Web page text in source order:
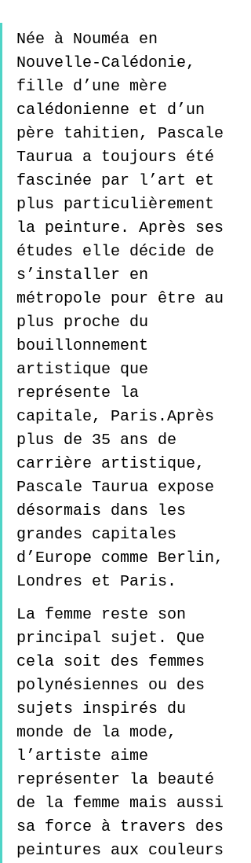
Née à Nouméa en
Nouvelle-Calédonie,
fille d’une mère
calédonienne et d’un
père tahitien, Pascale
Taurua a toujours été
fascinée par l’art et
plus particulièrement
la peinture. Après ses
études elle décide de
s’installer en
métropole pour être au
plus proche du
bouillonnement
artistique que
représente la
capitale, Paris.Après
plus de 35 ans de
carrière artistique,
Pascale Taurua expose
désormais dans les
grandes capitales
d’Europe comme Berlin,
Londres et Paris.
La femme reste son
principal sujet. Que
cela soit des femmes
polynésiennes ou des
sujets inspirés du
monde de la mode,
l’artiste aime
représenter la beauté
de la femme mais aussi
sa force à travers des
peintures aux couleurs